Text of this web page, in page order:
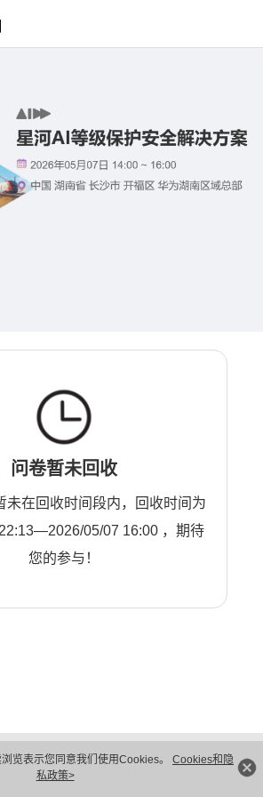
览表示您同意我们使用Cookies。 Cookies和隐
私政策>
问卷暂未回收
未在回收时间段内，回收时间为
05/07 16:00 ，期待
您的参与！
隐私保护
法律声明